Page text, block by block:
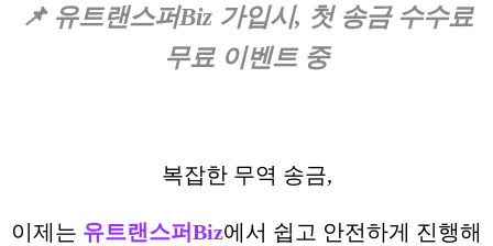
📌 유트랜스퍼Biz 가입시, 첫 송금 수수료
무료 이벤트 중
복잡한 무역 송금,
이제는 유트랜스퍼Biz에서 쉽고 안전하게 진행해